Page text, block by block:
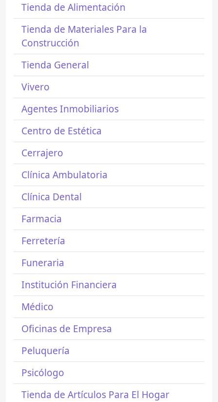
Tienda de Alimentación
Tienda de Materiales Para la
Construcción
Tienda General
Vivero
Agentes Inmobiliarios
Centro de Estética
Cerrajero
Clínica Ambulatoria
Clínica Dental
Farmacia
Ferretería
Funeraria
Institución Financiera
Médico
Oficinas de Empresa
Peluquería
Psicólogo
Tienda de Artículos Para El Hogar